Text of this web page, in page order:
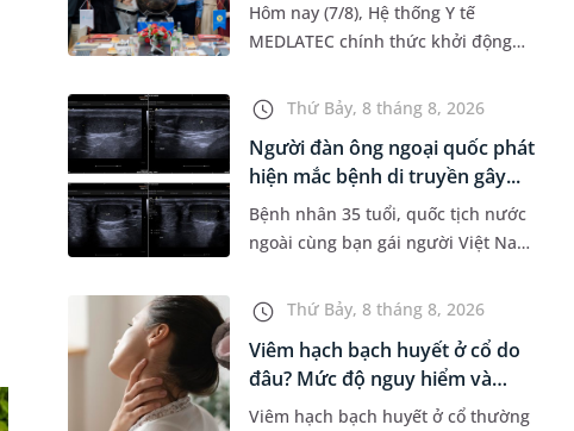
Hôm nay (7/8), Hệ thống Y tế
MEDLATEC chính thức khởi động
Bệnh viện (HIS - Hospital
Information System) giai đoạn mới.
Dự á...
Thứ Bảy, 8 tháng 8, 2026
Người đàn ông ngoại quốc phát
hiện mắc bệnh di truyền gây...
Bệnh nhân 35 tuổi, quốc tịch nước
ngoài cùng bạn gái người Việt Nam
hôn nhân. Qua thăm khám và làm
các xét nghiệm chuyên sâu,...
Thứ Bảy, 8 tháng 8, 2026
Viêm hạch bạch huyết ở cổ do
đâu? Mức độ nguy hiểm và
phư...
Viêm hạch bạch huyết ở cổ thường